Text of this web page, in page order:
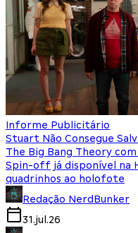
Informe Publicitário
Stuart Não Consegue
The Big Bang Theory
Spin-off já disponível na
quadrinhos ao holofote
Redação NerdBunker
31.jul.26